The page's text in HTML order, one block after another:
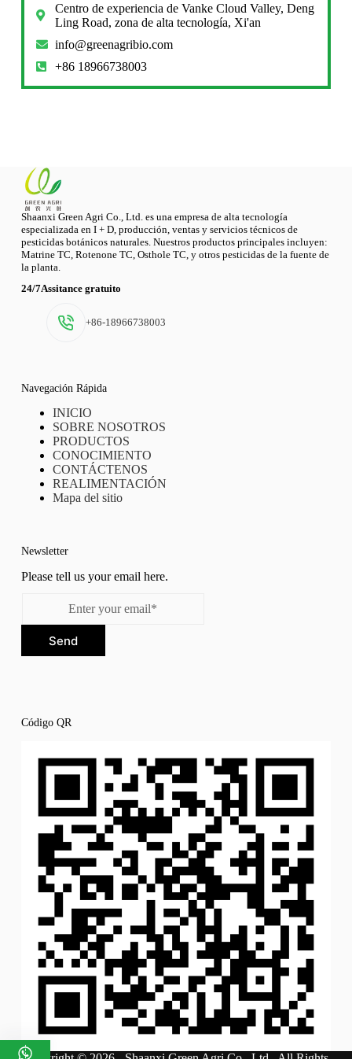
Centro de experiencia de Vanke Cloud Valley, Deng
Ling Road, zona de alta tecnología, Xi'an
info@greenagribio.com
+86 18966738003
Shaanxi Green Agri Co., Ltd. es una empresa de alta tecnología
especializada en I + D, producción, ventas y servicios técnicos de
pesticidas botánicos naturales. Nuestros productos principales incluyen:
Matrine TC, Rotenone TC, Osthole TC, y otros pesticidas de la fuente de
la planta.
24/7Assitance gratuito
+86-18966738003
Navegación Rápida
INICIO
SOBRE NOSOTROS
PRODUCTOS
CONOCIMIENTO
CONTÁCTENOS
REALIMENTACIÓN
Mapa del sitio
Newsletter
Please tell us your email here.
Send
Código QR